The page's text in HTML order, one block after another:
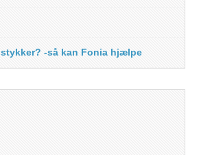
-så kan Fonia hjælpe